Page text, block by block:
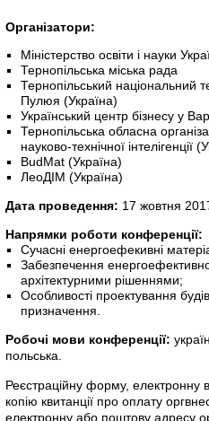
Організатори:
Міністерство освіти і науки
Тернопільська міська рада
Тернопільський національний
Пулюя (Україна)
Український центр бізнесу у
Тернопільська обласна
науково-технічної інтелігенції
BudMat (Україна)
ЛеоДІМ (Україна)
Дата проведення: 17 жовтня
Напрямки роботи конференції:
Сучасні енергоефекивні
Забезпечення
архітектурними рішеннями;
Особливості проектування
призначення.
Робочі мови конференції:
польська.
Реєстраційну форму, електронну
копію квитанції про оплату
електронну або поштову адресу